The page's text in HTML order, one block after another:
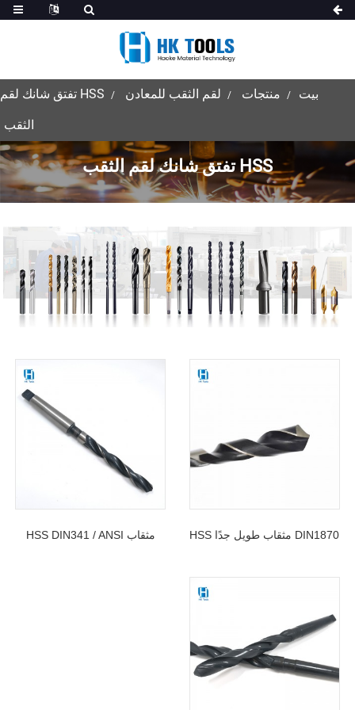
بيت منتجات لقم الثقب للمعادن HSS تفتق شانك لقم
الثقب
HSS تفتق شانك لقم الثقب
DIN1870 مثقاب طويل جدًا HSS مثقاب HSS DIN341 / ANSI